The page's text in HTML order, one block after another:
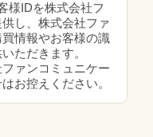
様IDを株式会社フ
し、株式会社ファ
情報やお客様の識
ただきます。
ァンコミュニケー
お控えください。